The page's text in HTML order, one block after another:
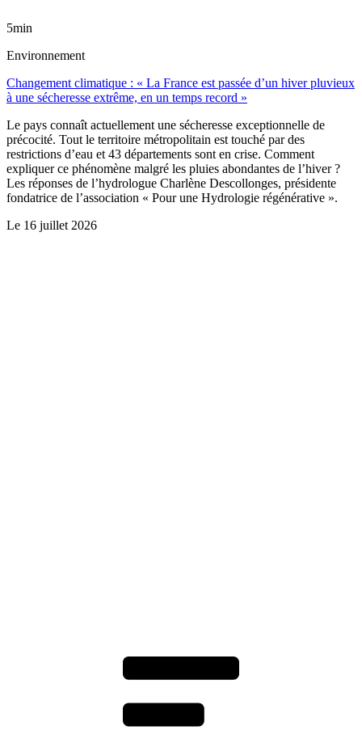
5min
Environnement
Changement climatique : « La France est passée d’un hiver pluvieux
à une sécheresse extrême, en un temps record »
Le pays connaît actuellement une sécheresse exceptionnelle de
précocité. Tout le territoire métropolitain est touché par des
restrictions d’eau et 43 départements sont en crise. Comment
expliquer ce phénomène malgré les pluies abondantes de l’hiver ?
Les réponses de l’hydrologue Charlène Descollonges, présidente
fondatrice de l’association « Pour une Hydrologie régénérative ».
Le 16 juillet 2026